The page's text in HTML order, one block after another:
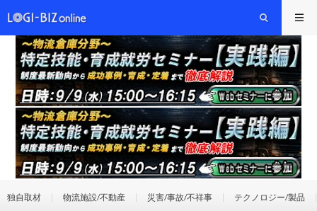
独自取材 物流施設/不動産 災害/事故/不祥事 テクノロジー/製品